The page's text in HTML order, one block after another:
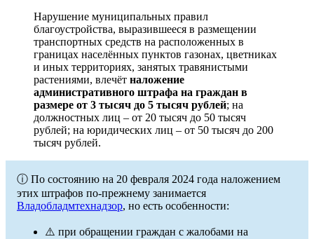
Нарушение муниципальных правил
благоустройства, выразившееся в размещении
транспортных средств на расположенных в
границах населённых пунктов газонах, цветниках
и иных территориях, занятых травянистыми
растениями, влечёт наложение
административного штрафа на граждан в
размере от 3 тысяч до 5 тысяч рублей; на
должностных лиц – от 20 тысяч до 50 тысяч
рублей; на юридических лиц – от 50 тысяч до 200
тысяч рублей.
ⓘ По состоянию на 20 февраля 2024 года наложением
этих штрафов по-прежнему занимается
Владобладмтехнадзор, но есть особенности:
⚠️ при обращении граждан с жалобами на